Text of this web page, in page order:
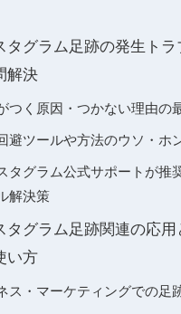
タグラム足跡の発生トラ
解決
つく原因・つかない理由の
避ツールや方法のウソ・ホ
タグラム公式サポートが推
解決策
タグラム足跡関連の応用
い方
ス・マーケティングでの足